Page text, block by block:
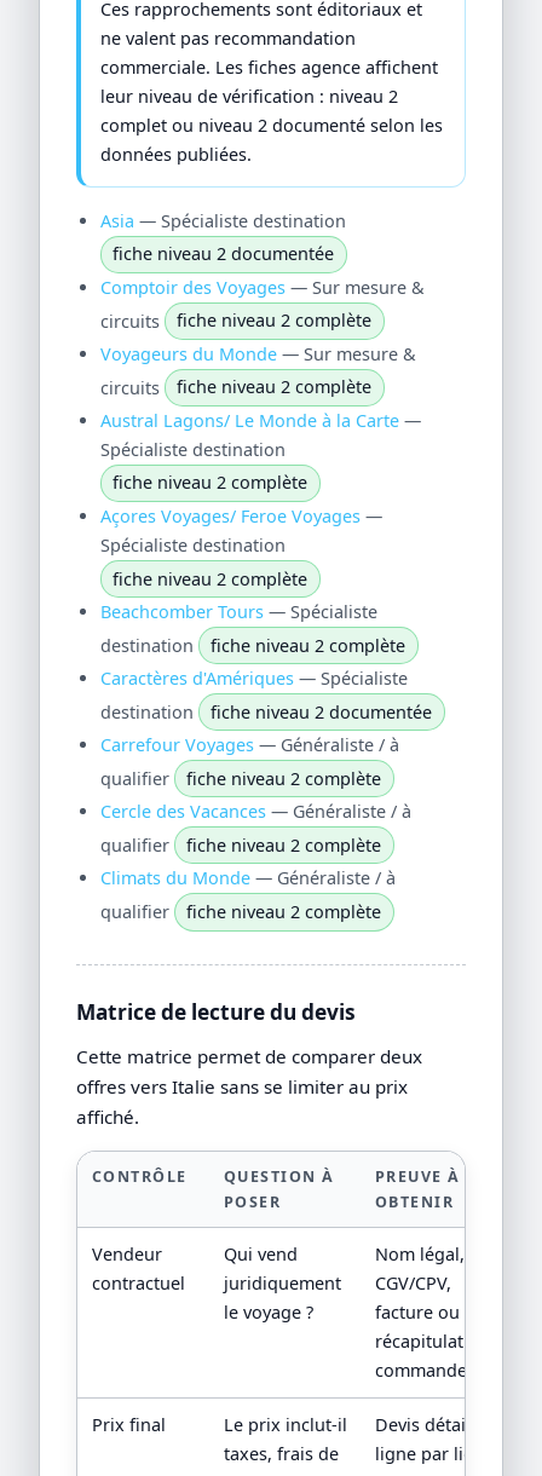
Ces rapprochements sont éditoriaux et
ne valent pas recommandation
commerciale. Les fiches agence affichent
leur niveau de vérification : niveau 2
complet ou niveau 2 documenté selon les
données publiées.
Asia — Spécialiste destination
fiche niveau 2 documentée
Comptoir des Voyages— Sur mesure &
circuits
fiche niveau 2 complète
Voyageurs du Monde— Sur mesure &
circuits
fiche niveau 2 complète
Austral Lagons/ Le Monde à la Carte—
Spécialiste destination
fiche niveau 2 complète
Açores Voyages/ Feroe Voyages—
Spécialiste destination
fiche niveau 2 complète
Beachcomber Tours— Spécialiste
destination
fiche niveau 2 complète
Caractères d'Amériques— Spécialiste
destination
fiche niveau 2 documentée
Carrefour Voyages— Généraliste / à
qualifier
fiche niveau 2 complète
Cercle des Vacances— Généraliste / à
qualifier
fiche niveau 2 complète
Climats du Monde— Généraliste / à
qualifier
fiche niveau 2 complète
Matrice de lecture du devis
Cette matrice permet de comparer deux
offres vers Italie sans se limiter au prix
affiché.
CONTRÔLE
QUESTION À
POSER
PREUVE À
OBTENIR
Vendeur
contractuel
Qui vend
juridiquement
le voyage ?
Nom légal,
CGV/CPV,
facture ou
récapitulatif de
commande.
Prix final
Le prix inclut-il
taxes, frais de
Devis détaillé
ligne par ligne